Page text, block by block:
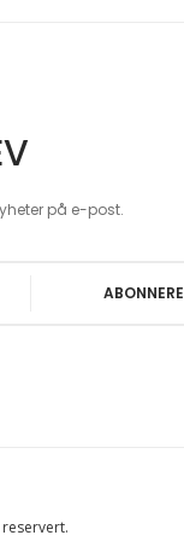
på e-post.
ABONNERE